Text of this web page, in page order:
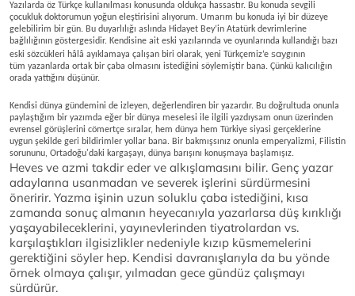
Yazılarda öz Türkçe kullanılması konusunda oldukça hassastır. Bu konuda sevgili
çocukluk doktorumun yoğun eleştirisini alıyorum. Umarım bu konuda iyi bir düzeye
gelebilirim bir gün. Bu duyarlılığı aslında Hidayet Bey’in Atatürk devrimlerine
bağlılığının göstergesidir. Kendisine ait eski yazılarında ve oyunlarında kullandığı bazı
eski sözcükleri hâlâ ayıklamaya çalışan biri olarak, yeni Türkçemiz’e saygının
tüm yazanlarda ortak bir çaba olmasını istediğini söylemiştir bana. Çünkü kalıcılığın
orada yattığını düşünür.
Kendisi dünya gündemini de izleyen, değerlendiren bir yazardır. Bu doğrultuda onunla
paylaştığım bir yazımda eğer bir dünya meselesi ile ilgili yazdıysam onun üzerinden
evrensel görüşlerini cömertçe sıralar, hem dünya hem Türkiye siyasi gerçeklerine
uygun şekilde geri bildirimler yollar bana. Bir bakmışsınız onunla emperyalizmi, Filistin
sorununu, Ortadoğu'daki kargaşayı, dünya barışını konuşmaya başlamışız.
Heves ve azmi takdir eder ve alkışlamasını bilir. Genç yazar
adaylarına usanmadan ve severek işlerini sürdürmesini
öneririr. Yazma işinin uzun soluklu çaba istediğini, kısa
zamanda sonuç almanın heyecanıyla yazarlarsa düş kırıklığı
yaşayabileceklerini, yayınevlerinden tiyatrolardan vs.
karşılaştıkları ilgisizlikler nedeniyle kızıp küsmemelerini
gerektiğini söyler hep. Kendisi davranışlarıyla da bu yönde
örnek olmaya çalışır, yılmadan gece gündüz çalışmayı
sürdürür.